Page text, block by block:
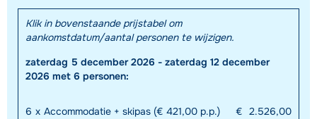
Klik in bovenstaande prijstabel om
aankomstdatum/aantal personen te wijzigen.
zaterdag 5 december 2026 - zaterdag 12 december
2026 met 6 personen:
6 x Accommodatie + skipas (€ 421,00 p.p.) € 2.526,00